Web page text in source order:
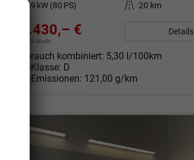
59 kW (80 PS) Kilometerstand 20 km
18.430,– €
incl. 19% MwSt.
Details
Verbrauch kombiniert: 5,30 l/100km
-Klasse: D
-Emissionen: 121,00 g/km